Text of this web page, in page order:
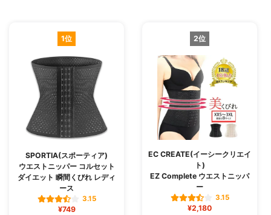
1位
SPORTIA(スポーティア)
ウエストニッパー コルセット
ダイエット 瞬間くびれ レディ
ース
3.15
¥749
2位
EC CREATE(イーシークリエイ
ト)
EZ Complete ウエストニッパ
ー
3.15
¥2,180